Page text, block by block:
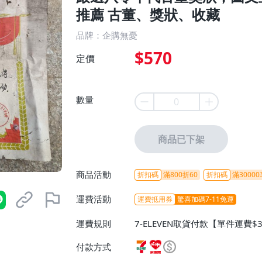
推薦 古董、獎狀、收藏
品牌：企購無憂
定價 $570
數量
商品已下架
商品活動 折扣碼 滿800折60 折扣碼 滿30000
運費活動 運費抵用券 驚喜加碼7-11免運
運費規則
7-ELEVEN取貨付款【單件運費
ELEVEN取貨不付款【免運費】
或消費滿$1298免運費】、宅
付款方式